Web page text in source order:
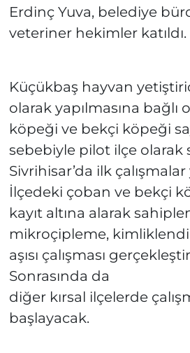
Erdinç Yuva, belediye
veteriner hekimler katıldı.
Küçükbaş hayvan
olarak yapılmasına bağlı
köpeği ve bekçi köpeği
sebebiyle pilot ilçe olarak
Sivrihisar’da ilk çalışmalar
İlçedeki çoban ve bekçi
kayıt altına alarak
mikroçipleme,
aşısı çalışması
Sonrasında da
diğer kırsal ilçelerde
başlayacak.